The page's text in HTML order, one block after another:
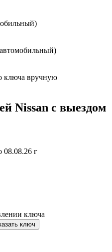
ключа вручную
Nissan с выездом
08.08.26 г
ключа
ключ